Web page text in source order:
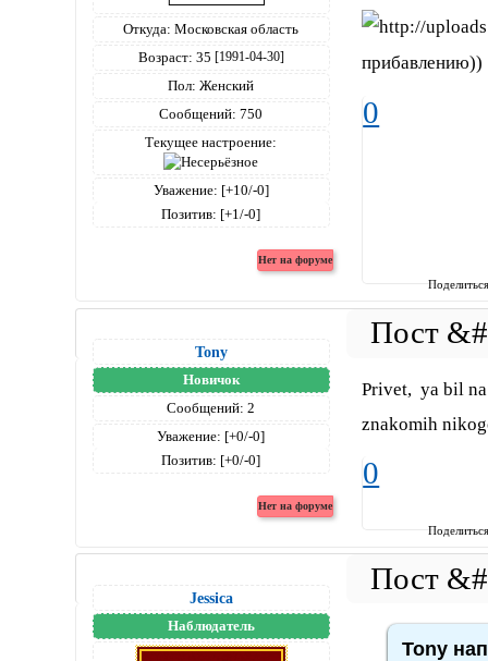
Откуда: Московская область
Возраст: 35 [1991-04-30]
Пол: Женский
Сообщений: 750
Текущее настроение:
Уважение: [+10/-0]
Позитив: [+1/-0]
прибавлению))
0
Tony
Новичок
Сообщений: 2
Уважение: [+0/-0]
Позитив: [+0/-0]
Privet, ya bil na
znakomih
0
Jessica
Наблюдатель
Tony